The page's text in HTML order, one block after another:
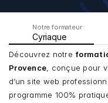
Notre formateur :
Cyriaque
Découvrez notre
Provence , conçue pour
d’un site web
programme 100%